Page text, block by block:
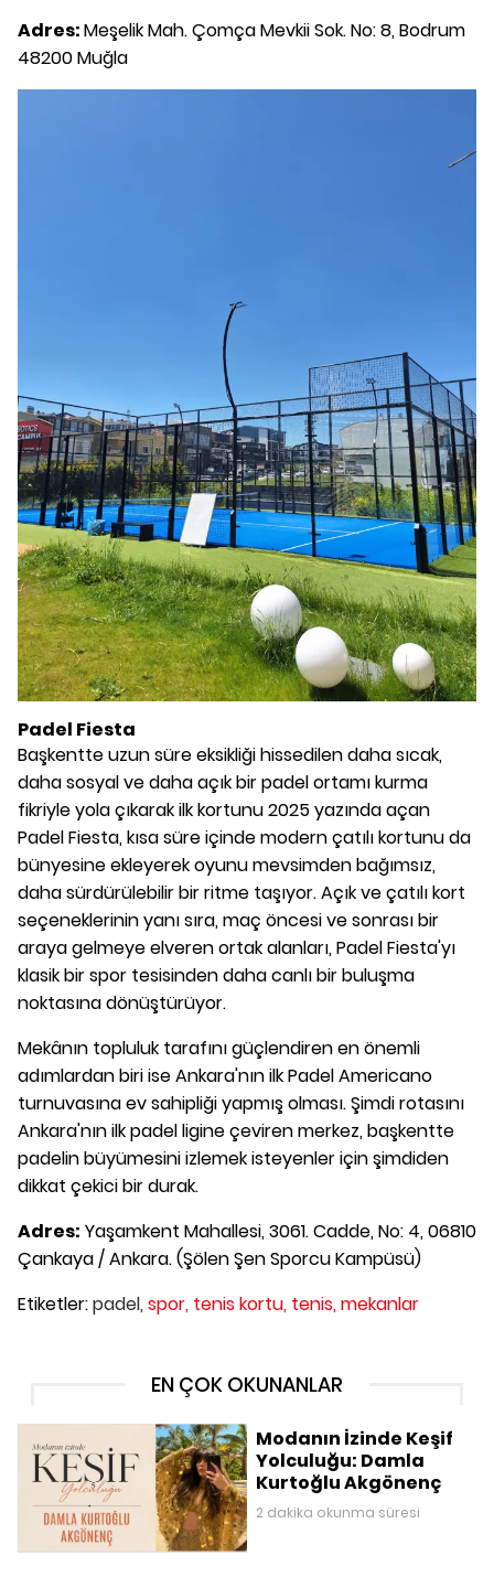
Adres:Meşelik Mah. Çomça Mevkii Sok. No: 8, Bodrum
48200 Muğla
Padel Fiesta
Başkentte uzun süre eksikliği hissedilen daha sıcak,
daha sosyal ve daha açık bir padel ortamı kurma
fikriyle yola çıkarak ilk kortunu 2025 yazında açan
Padel Fiesta, kısa süre içinde modern çatılı kortunu da
bünyesine ekleyerek oyunu mevsimden bağımsız,
daha sürdürülebilir bir ritme taşıyor. Açık ve çatılı kort
seçeneklerinin yanı sıra, maç öncesi ve sonrası bir
araya gelmeye elveren ortak alanları, Padel Fiesta'yı
klasik bir spor tesisinden daha canlı bir buluşma
noktasına dönüştürüyor.
Mekânın topluluk tarafını güçlendiren en önemli
adımlardan biri ise Ankara'nın ilk Padel Americano
turnuvasına ev sahipliği yapmış olması. Şimdi rotasını
Ankara'nın ilk padel ligine çeviren merkez, başkentte
padelin büyümesini izlemek isteyenler için şimdiden
dikkat çekici bir durak.
Adres: Yaşamkent Mahallesi, 3061. Cadde, No: 4, 06810
Çankaya / Ankara. (Şölen Şen Sporcu Kampüsü)
Etiketler:padel, spor, tenis kortu, tenis,mekanlar
EN ÇOK OKUNANLAR
Modanın İzinde Keşif
Yolculuğu: Damla
Kurtoğlu Akgönenç
2 dakika okunma süresi